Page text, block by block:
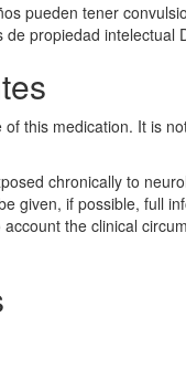
pueden tener
propiedad intelectual
this medication. It is
chronically to
given, if possible, full
the clinical